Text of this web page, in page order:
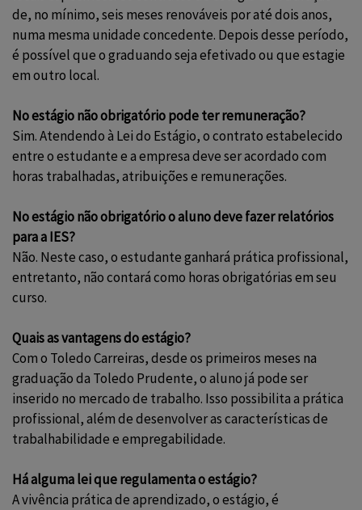
de, no mínimo, seis meses renováveis por até dois anos,
numa mesma unidade concedente. Depois desse período,
é possível que o graduando seja efetivado ou que estagie
em outro local.
No estágio não obrigatório pode ter remuneração?
Sim. Atendendo à Lei do Estágio, o contrato estabelecido
entre o estudante e a empresa deve ser acordado com
horas trabalhadas, atribuições e remunerações.
No estágio não obrigatório o aluno deve fazer relatórios
para a IES?
Não. Neste caso, o estudante ganhará prática profissional,
entretanto, não contará como horas obrigatórias em seu
curso.
Quais as vantagens do estágio?
Com o Toledo Carreiras, desde os primeiros meses na
graduação da Toledo Prudente, o aluno já pode ser
inserido no mercado de trabalho. Isso possibilita a prática
profissional, além de desenvolver as características de
trabalhabilidade e empregabilidade.
Há alguma lei que regulamenta o estágio?
A vivência prática de aprendizado, o estágio, é